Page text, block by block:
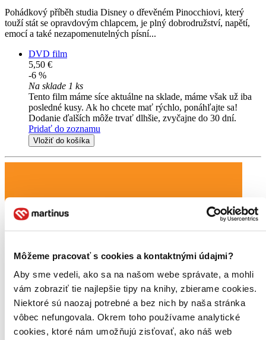
Môžeme pracovať s cookies a kontaktnými údajmi?
Aby sme vedeli, ako sa na našom webe správate, a mohli
vám zobraziť tie najlepšie tipy na knihy, zbierame cookies.
Niektoré sú naozaj potrebné a bez nich by naša stránka
vôbec nefungovala. Okrem toho používame analytické
cookies, ktoré nám umožňujú zisťovať, ako náš web
Pohádkový příběh studia Disney o dřevěném Pinocchiovi, který
touží stát se opravdovým chlapcem, je plný dobrodružství, napětí,
emocí a také nezapomenutelných písní...
DVD film
5,50 €
-6 %
Na sklade 1 ks
Tento film máme síce aktuálne na sklade, máme však už iba
posledné kusy. Ak ho chcete mať rýchlo, ponáhľajte sa!
Dodanie ďalších môže trvať dlhšie, zvyčajne do 30 dní.
Pridať do zoznamu
Vložiť do košíka